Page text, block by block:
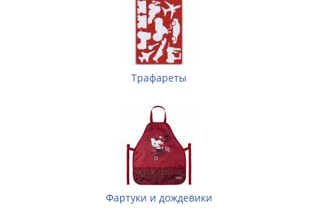
Трафареты
Фартуки и дождевики